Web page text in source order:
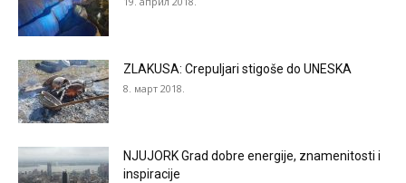
ZLAKUSA: Crepuljari stigoše do UNESKA
8. март 2018.
NJUJORK Grad dobre energije, znamenitosti i
inspiracije